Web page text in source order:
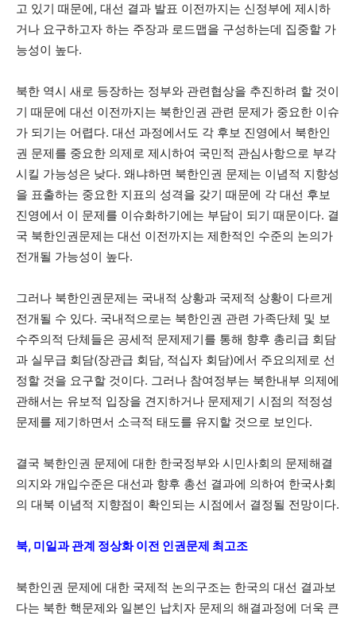
고 있기 때문에, 대선 결과 발표 이전까지는 신정부에 제시하
거나 요구하고자 하는 주장과 로드맵을 구성하는데 집중할 가
능성이 높다.
북한 역시 새로 등장하는 정부와 관련협상을 추진하려 할 것이
기 때문에 대선 이전까지는 북한인권 관련 문제가 중요한 이슈
가 되기는 어렵다. 대선 과정에서도 각 후보 진영에서 북한인
권 문제를 중요한 의제로 제시하여 국민적 관심사항으로 부각
시킬 가능성은 낮다. 왜냐하면 북한인권 문제는 이념적 지향성
을 표출하는 중요한 지표의 성격을 갖기 때문에 각 대선 후보
진영에서 이 문제를 이슈화하기에는 부담이 되기 때문이다. 결
국 북한인권문제는 대선 이전까지는 제한적인 수준의 논의가
전개될 가능성이 높다.
그러나 북한인권문제는 국내적 상황과 국제적 상황이 다르게
전개될 수 있다. 국내적으로는 북한인권 관련 가족단체 및 보
수주의적 단체들은 공세적 문제제기를 통해 향후 총리급 회담
과 실무급 회담(장관급 회담, 적십자 회담)에서 주요의제로 선
정할 것을 요구할 것이다. 그러나 참여정부는 북한내부 의제에
관해서는 유보적 입장을 견지하거나 문제제기 시점의 적정성
문제를 제기하면서 소극적 태도를 유지할 것으로 보인다.
결국 북한인권 문제에 대한 한국정부와 시민사회의 문제해결
의지와 개입수준은 대선과 향후 총선 결과에 의하여 한국사회
의 대북 이념적 지향점이 확인되는 시점에서 결정될 전망이다.
북, 미일과 관계 정상화 이전 인권문제 최고조
북한인권 문제에 대한 국제적 논의구조는 한국의 대선 결과보
다는 북한 핵문제와 일본인 납치자 문제의 해결과정에 더욱 큰